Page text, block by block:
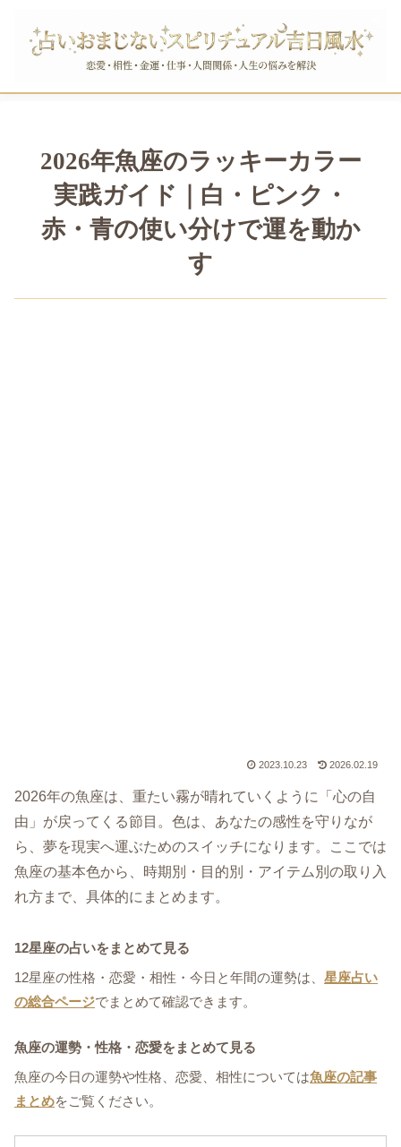
2026年魚座のラッキーカラー
実践ガイド｜白・ピンク・
赤・青の使い分けで運を動か
す
2023.10.23 2026.02.19
2026年の魚座は、重たい霧が晴れていくように「心の自
由」が戻ってくる節目。色は、あなたの感性を守りなが
ら、夢を現実へ運ぶためのスイッチになります。ここでは
魚座の基本色から、時期別・目的別・アイテム別の取り入
れ方まで、具体的にまとめます。
12星座の占いをまとめて見る
12星座の性格・恋愛・相性・今日と年間の運勢は、 星座占い
の総合ページでまとめて確認できます。
魚座の運勢・性格・恋愛をまとめて見る
魚座の今日の運勢や性格、恋愛、相性については魚座の記事
まとめをご覧ください。